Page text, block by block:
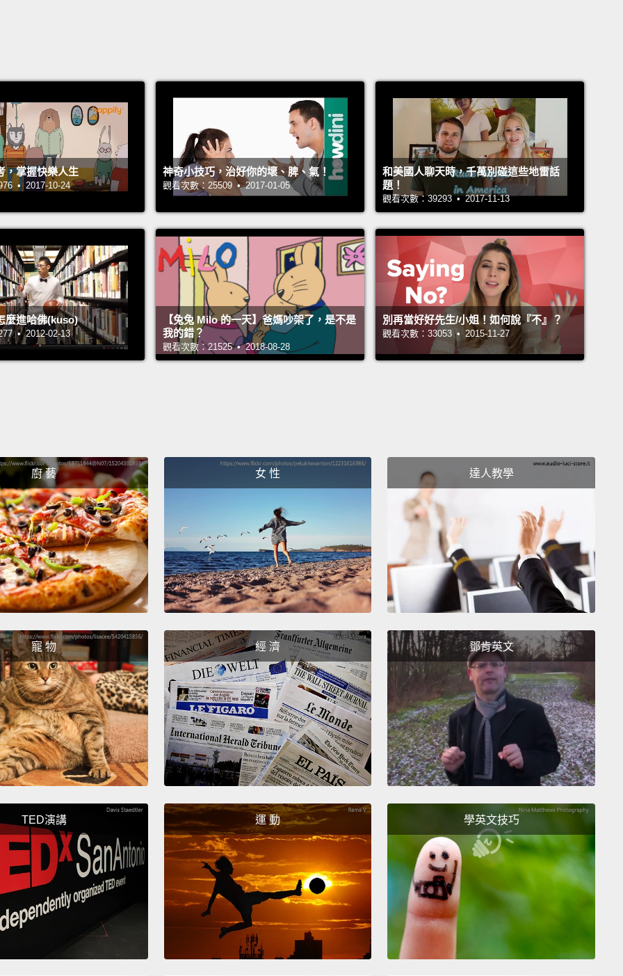
That's the silliest opinion I have ever heard.
那是我聽過最愚蠢的言論。
...it felt just nonnegotiable?
...讓你覺得真的無法溝通？
Congratulations! You're a human being! We all
experience conflict in our lives.
And seeing what's going
on in our world today,
my hunch is you were probably
having at least one of these conflicts about politics. Our
country has fallen into what I believe is a tribal trap.
Anything that the other side says,
I shall not believe, I
the How...
恭喜你!你是正常人類!大家都有吵架的經驗。而看看現在世界
上發生的大小事，我敢說，你的這些爭吵內容中，一定至少有
一個跟政治有關。我認為美國已經陷入了黨派鬥爭。只要是另
一派人說的話，我都不該相信、不該承認，我會用盡全力去證
明我是對的，你是錯的，把你貶低到死，以提高自己。但重點
不在「什麼」－－爭論的點是什麼；而是在「如何」...
How should we argue?
我們該如何爭論？
How can we be more effective?
And what I've found is
that there are three big barriers that we can actually
overcome to have more effective conversations.
The big
things: one, identity, two, appreciation, and three,
affiliation. Let's start with identity.
更有效的溝通。這三個障礙就是：一、自我認同，二、重視，
以及三、關聯性。我們先從自我認同講起。
Insight No.1: Identity
障礙一：自我認同
Now, first of all, this is a hot issue.
首先，這是大家都在討論的議題。
，掌握快樂人生
• 2017-10-24
神奇小技巧，治好你的壞、脾、氣！
觀看次數：25509 • 2017-01-05
和美國人聊天時，千萬別碰這些地雷話
題！
觀看次數：39293 • 2017-11-13
麼進哈佛(kuso)
• 2012-02-13
【兔兔 Milo 的一天】爸媽吵架了，是不是
我的錯？
觀看次數：21525 • 2018-08-28
別再當好好先生/小姐！如何說『不』？
觀看次數：33053 • 2015-11-27
廚 藝 女 性 達人教學
寵 物 經 濟 鄧肯英文
TED演講 運 動 學英文技巧